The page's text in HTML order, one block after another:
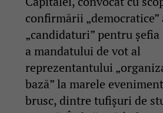
confirmării „democratice”
„candidaturi” pentru
a mandatului de vot al
reprezentantului
bază” la marele
brusc, dintre tufișuri de